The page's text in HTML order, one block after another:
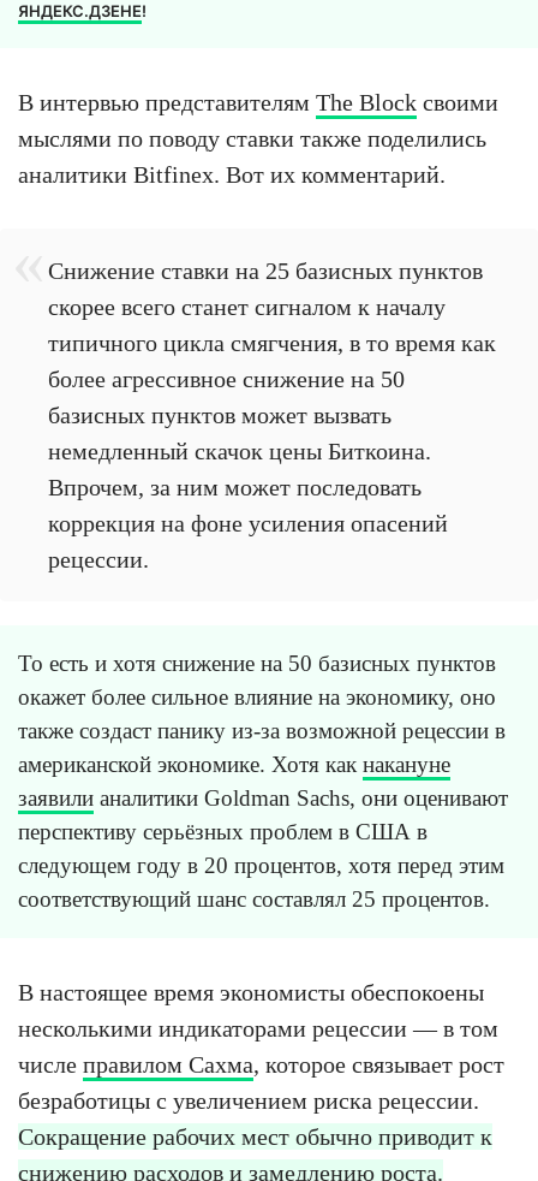
ЯНДЕКС.ДЗЕНЕ!
В интервью представителям The Block своими
мыслями по поводу ставки также поделились
аналитики Bitfinex. Вот их комментарий.
Снижение ставки на 25 базисных пунктов
скорее всего станет сигналом к началу
типичного цикла смягчения, в то время как
более агрессивное снижение на 50
базисных пунктов может вызвать
немедленный скачок цены Биткоина.
Впрочем, за ним может последовать
коррекция на фоне усиления опасений
рецессии.
То есть и хотя снижение на 50 базисных пунктов
окажет более сильное влияние на экономику, оно
также создаст панику из-за возможной рецессии в
американской экономике. Хотя какнакануне
заявили аналитики Goldman Sachs, они оценивают
перспективу серьёзных проблем в США в
следующем году в 20 процентов, хотя перед этим
соответствующий шанс составлял 25 процентов.
В настоящее время экономисты обеспокоены
несколькими индикаторами рецессии — в том
числе правилом Сахма, которое связывает рост
безработицы с увеличением риска рецессии.
Сокращение рабочих мест обычно приводит к
снижению расходов и замедлению роста.